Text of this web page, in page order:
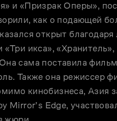
и «Призрак Оперы»,
как о подающей
открыт
«Три икса»,
сама поставила
Также она режиссер
кинобизнеса, Азия
Mirror’s Edge,